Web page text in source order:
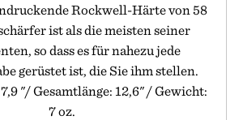
Rockwell-Härte von 58
schärfer ist als die meisten seiner
so dass es für nahezu jede
gerüstet ist, die Sie ihm stellen.
"/ Gesamtlänge: 12,6" / Gewicht:
7 oz.